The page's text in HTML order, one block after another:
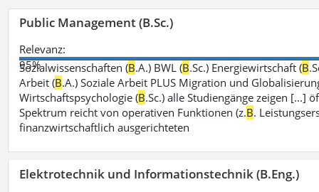
Public Management (B.Sc.)
Relevanz:
95%
Sozialwissenschaften (B.A.) BWL (B.Sc.) Energiewirtschaft (B
Arbeit (B.A.) Soziale Arbeit PLUS Migration und
Wirtschaftspsychologie (B.Sc.) alle Studiengänge zeigen [...]
Spektrum reicht von operativen Funktionen (z.B.
finanzwirtschaftlich ausgerichteten
Elektrotechnik und Informationstechnik (B.Eng.)